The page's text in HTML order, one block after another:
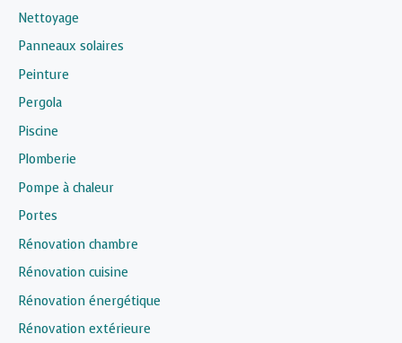
Nettoyage
Panneaux solaires
Peinture
Pergola
Piscine
Plomberie
Pompe à chaleur
Portes
Rénovation chambre
Rénovation cuisine
Rénovation énergétique
Rénovation extérieure